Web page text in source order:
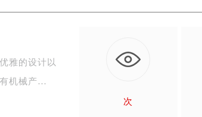
雅的设计以
机械产…
次